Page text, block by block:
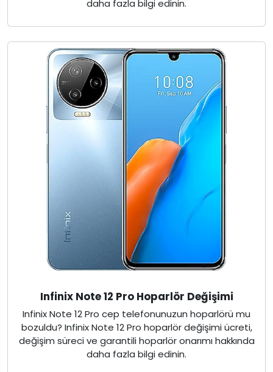
daha fazla bilgi edinin.
Infinix Note 12 Pro Hoparlör Değişimi
Infinix Note 12 Pro cep telefonunuzun hoparlörü mu
bozuldu? Infinix Note 12 Pro hoparlör değişimi ücreti,
değişim süreci ve garantili hoparlör onarımı hakkında
daha fazla bilgi edinin.